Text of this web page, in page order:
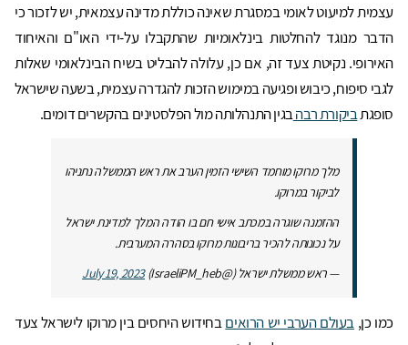
עצמית למיעוט לאומי במסגרת שאינה כוללת מדינה עצמאית, יש לזכור כי
הדבר מנוגד להחלטות בינלאומיות שהתקבלו על-ידי האו"ם והאיחוד
האירופי. נקיטת צעד זה, אם כן, עלולה להבליט בשיח הבינלאומי שאלות
לגבי סיפוח, כיבוש ופגיעה במימוש הזכות להגדרה עצמית, בשעה שישראל
סופגתביקורת רבהבגין התנהלותה מול הפלסטינים בהקשרים דומים.
מלך מרוקו מוחמד השישי הזמין הערב את ראש הממשלה נתניהו
לביקור במרוקו.
ההזמנה שוגרה במכתב אישי חם בו הודה המלך למדינת ישראל
על נכונותה להכיר בריבונות מרוקו בסהרה המערבית.
— ראש ממשלת ישראל (@IsraeliPM_heb)
July 19, 2023
כמו כן, בעולם הערבי יש הרואיםבחידוש היחסים בין מרוקו לישראל צעד